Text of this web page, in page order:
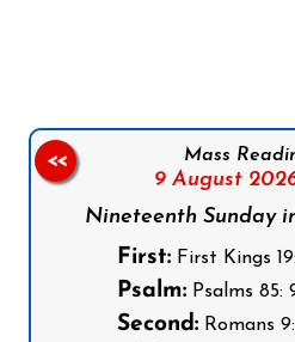
Mass
9 August
Nineteenth Sunday
First: First Kings
Psalm: Psalms 85:
Second: Romans
<<